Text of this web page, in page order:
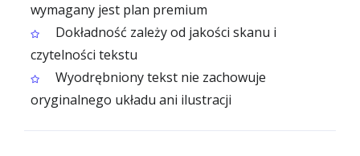
wymagany jest plan premium
Dokładność zależy od jakości skanu i
czytelności tekstu
Wyodrębniony tekst nie zachowuje
oryginalnego układu ani ilustracji